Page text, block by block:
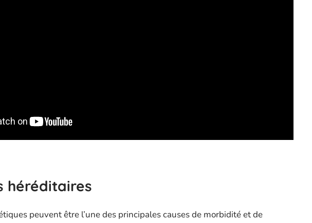
héréditaires
peuvent être l’une des principales causes de morbidité et de